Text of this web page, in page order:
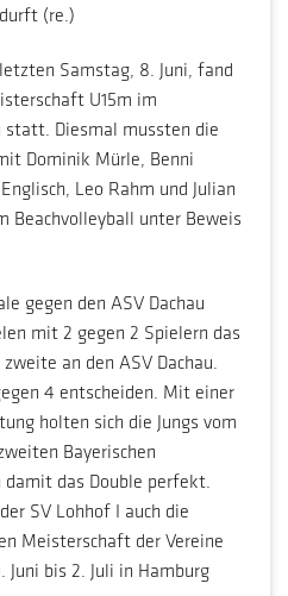
(re.)
Samstag, 8. Juni, fand
U15m im
statt. Diesmal mussten die
Dominik Mürle, Benni
Leo Rahm und Julian
Beachvolleyball unter Beweis
gegen den ASV Dachau
mit 2 gegen 2 Spielern das
an den ASV Dachau.
4 entscheiden. Mit einer
holten sich die Jungs vom
Bayerischen
das Double perfekt.
SV Lohhof I auch die
Meisterschaft der Vereine
bis 2. Juli in Hamburg